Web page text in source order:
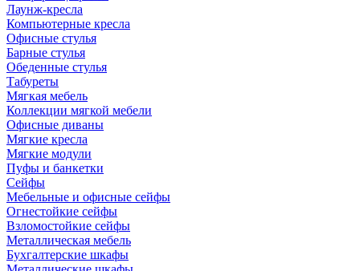
Лаунж-кресла
Компьютерные кресла
Офисные стулья
Барные стулья
Обеденные стулья
Табуреты
Мягкая мебель
Коллекции мягкой мебели
Офисные диваны
Мягкие кресла
Мягкие модули
Пуфы и банкетки
Сейфы
Мебельные и офисные сейфы
Огнестойкие сейфы
Взломостойкие сейфы
Металлическая мебель
Бухгалтерские шкафы